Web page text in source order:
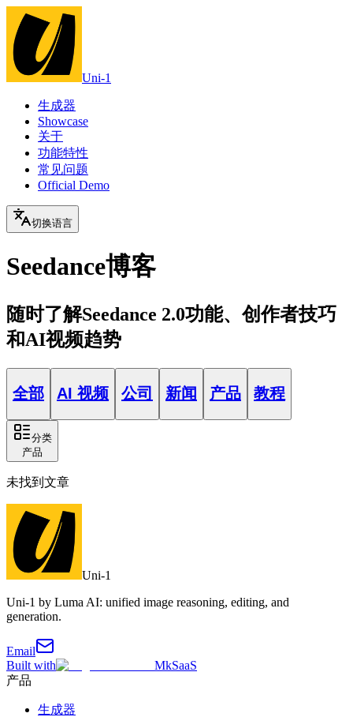
Uni-1
生成器
Showcase
关于
功能特性
常见问题
Official Demo
切换语言
Seedance博客
随时了解Seedance 2.0功能、创作者技巧
和AI视频趋势
全部 AI 视频 公司 新闻 产品 教程
分类
产品
未找到文章
Uni-1
Uni-1 by Luma AI: unified image reasoning, editing, and
generation.
Email
Built with
MkSaaS
产品
生成器